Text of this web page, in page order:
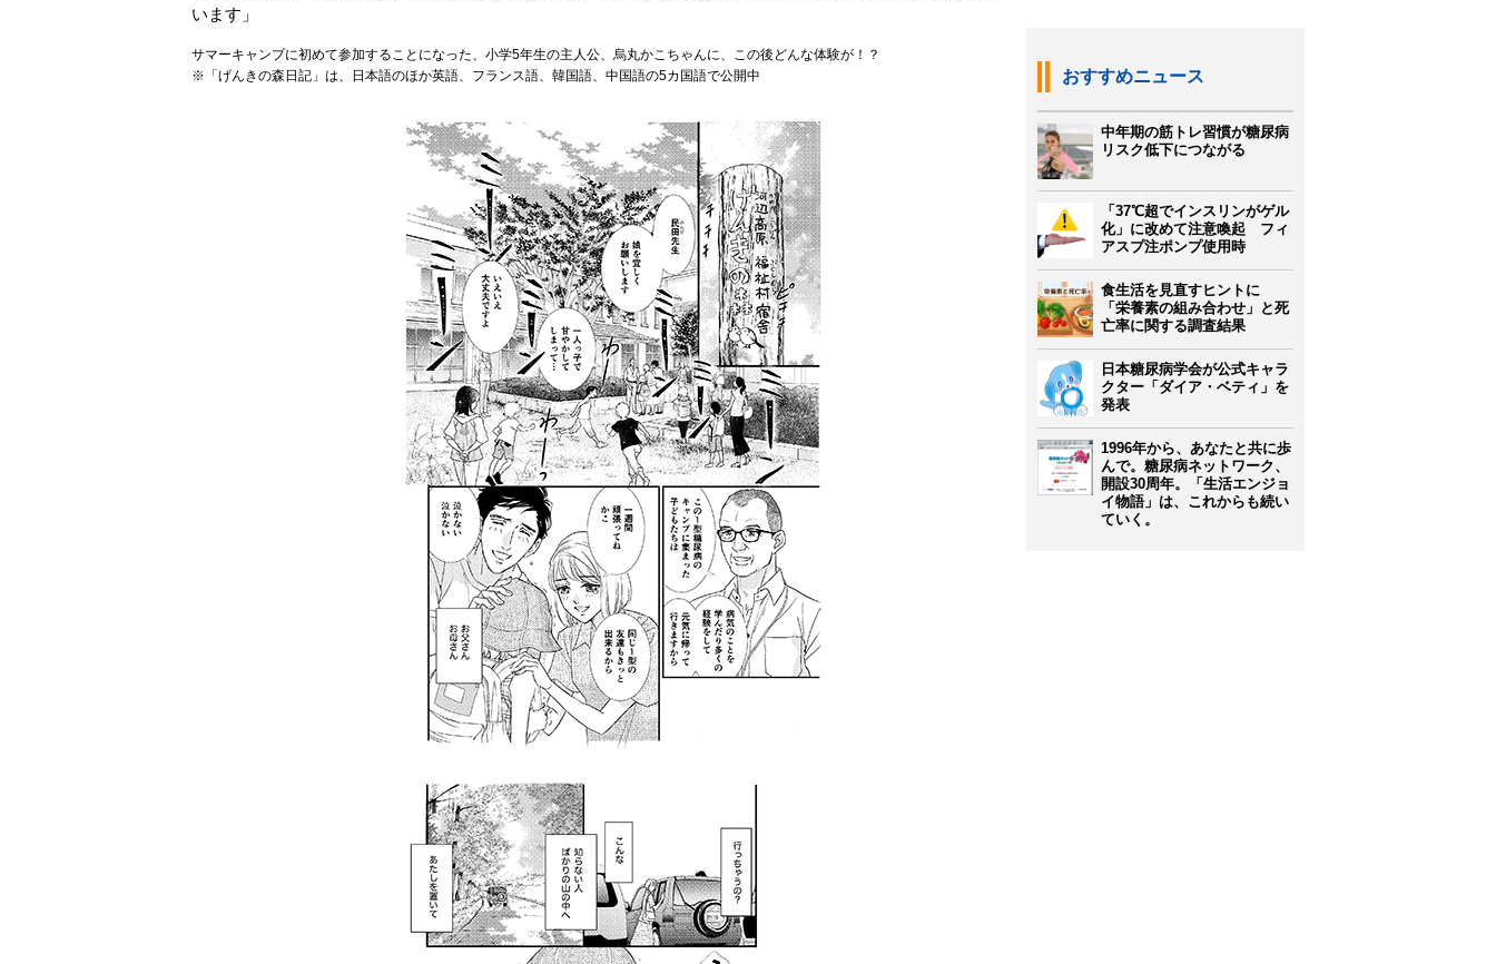
います」
サマーキャンプに初めて参加することになった、小学5年生の主人公、烏丸かこちゃんに、この後どんな体験が！？
※「げんきの森日記」は、日本語のほか英語、フランス語、韓国語、中国語の5カ国語で公開中
おすすめニュース
中年期の筋トレ習慣が糖尿病
リスク低下につながる
「37℃超でインスリンがゲル
化」に改めて注意喚起 フィ
アスプ注ポンプ使用時
食生活を見直すヒントに
「栄養素の組み合わせ」と死
亡率に関する調査結果
日本糖尿病学会が公式キャラ
クター「ダイア・ベティ」を
発表
1996年から、あなたと共に歩
んで。糖尿病ネットワーク、
開設30周年。「生活エンジョ
イ物語」は、これからも続い
ていく。